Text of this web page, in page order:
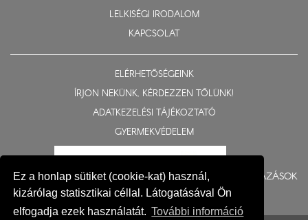
Ez a honlap sütiket (cookie-kat) használ,
kizárólag statisztikai céllal. Látogatásával Ön
elfogadja ezek használatát. További információ
LELKISÉGI IRODALOM
KAPCSOLAT
ELÉRHETŐSÉGEINK
ÍRJON NEKÜNK, KÉRDEZZEN TŐLÜNK!
ADATKEZELÉSI TÁJÉKOZTATÓ
GYERMEKVÉDELEM
BERUHÁZÁSOK